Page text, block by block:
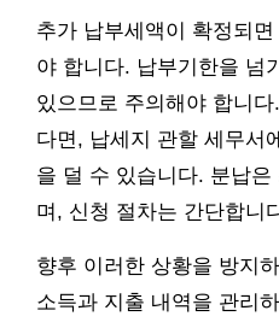
추가 납부세액이 확정되
야 합니다. 납부기한을 넘
있으므로 주의해야 합니
다면, 납세지 관할 세무서
을 덜 수 있습니다. 분납
며, 신청 절차는 간단합니
향후 이러한 상황을 방지
소득과 지출 내역을 관리